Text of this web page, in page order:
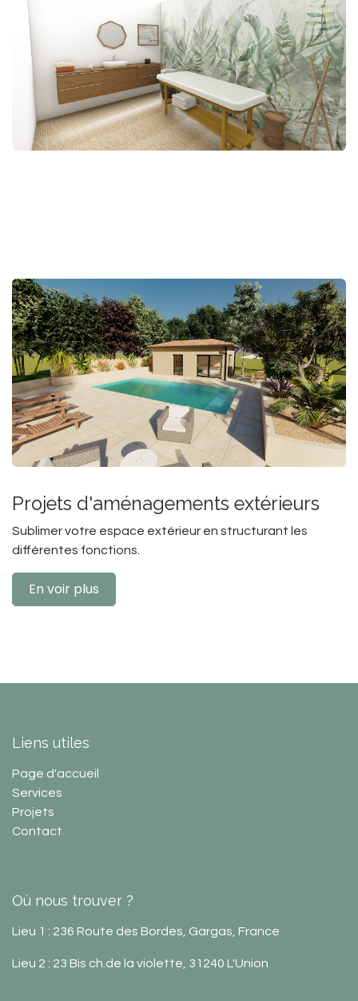
Projets d'aménagements extérieurs
Sublimer votre espace extérieur en structurant les
différentes fonctions.
En voir plus
Liens utiles
Page d'accueil
Services
Projets
Contact
Où nous trouver ?
Lieu 1 : 236 Route des Bordes, Gargas, France
Lieu 2 : 23 Bis ch.de la violette, 31240 L'Union